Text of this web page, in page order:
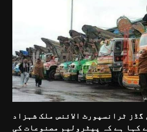
ٹرانسپورٹ الائنس ملک شہزاد
کہا ہے کہ پیٹرولیم مصنوعات کی